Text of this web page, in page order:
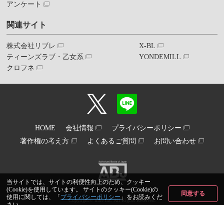
当サイトでは、サイトの利便性向上のため、クッキー
(Cookie)を使用しています。 サイトのクッキー(Cookie)の
使用に関しては、「 プライバシーポリシー 」をお読みくだ
同意する
アンケート
関連サイト
株式会社リブレ
ティーンズラブ・乙女系
クロフネ
X-BL
YONDEMILL
HOME 会社情報
プライバシーポリシー
著作権の考え方
よくあるご質問 お問い合わせ
Copyright© libre inc. All Rights Reserved.